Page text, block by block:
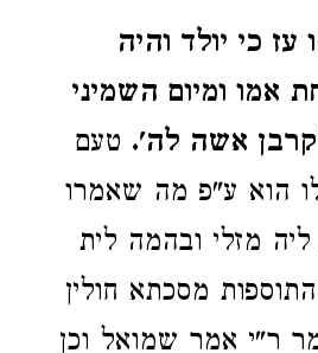
כי יולד והיה
אמו ומיום השמיני
אשה לה'. טעם
הוא ע"פ מה שאמרו
מזלי ובהמה לית
מסכתא חולין
ר"י אמר שמואל וכן